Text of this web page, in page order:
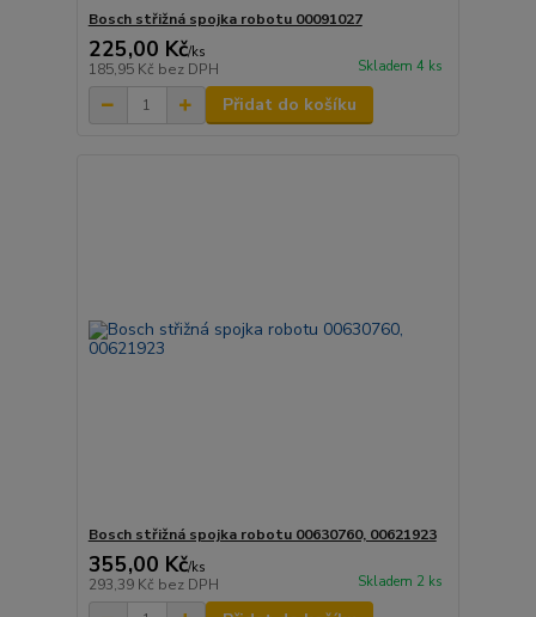
Bosch střižná spojka robotu 00091027
225,00 Kč/ks
185,95 Kč bez DPH Skladem 4 ks
Přidat do košíku
Bosch střižná spojka robotu 00630760, 00621923
355,00 Kč/ks
293,39 Kč bez DPH Skladem 2 ks